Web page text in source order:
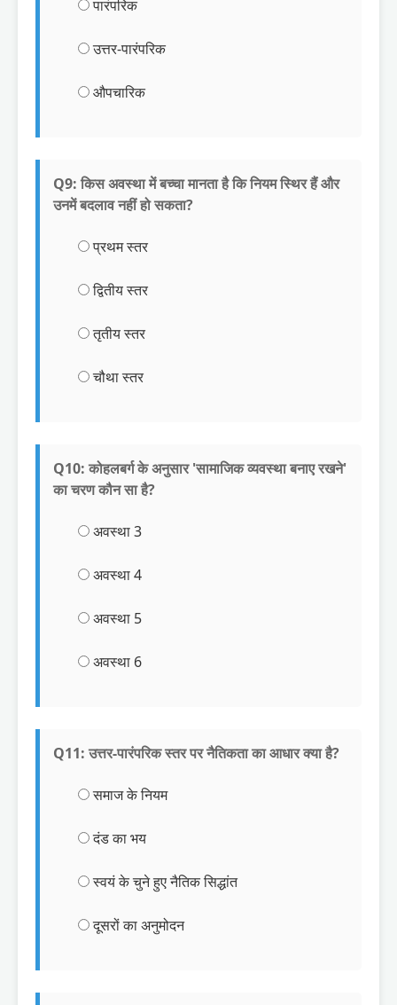
पारंपरिक
उत्तर-पारंपरिक
औपचारिक
Q9: किस अवस्था में बच्चा मानता है कि नियम स्थिर हैं और
उनमें बदलाव नहीं हो सकता?
प्रथम स्तर
द्वितीय स्तर
तृतीय स्तर
चौथा स्तर
Q10: कोहलबर्ग के अनुसार 'सामाजिक व्यवस्था बनाए रखने'
का चरण कौन सा है?
अवस्था 3
अवस्था 4
अवस्था 5
अवस्था 6
Q11: उत्तर-पारंपरिक स्तर पर नैतिकता का आधार क्या है?
समाज के नियम
दंड का भय
स्वयं के चुने हुए नैतिक सिद्धांत
दूसरों का अनुमोदन